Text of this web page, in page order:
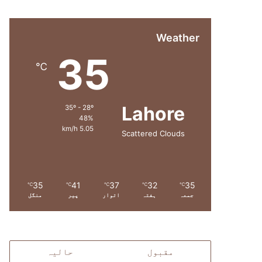
Weather
Lahore
Scattered Clouds
35
℃
48%
5.05 km/h
35
℃
جمعہ
32
℃
ہفتہ
37
℃
اتوار
41
℃
پیر
35
℃
منگل
مقبول حالیہ